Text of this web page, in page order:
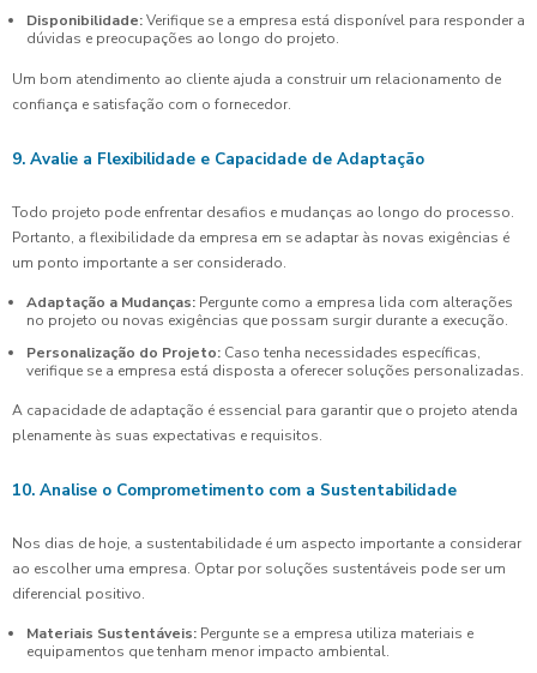
Disponibilidade:Verifique se a empresa está disponível para responder a
dúvidas e preocupações ao longo do projeto.
Um bom atendimento ao cliente ajuda a construir um relacionamento de
confiança e satisfação com o fornecedor.
9. Avalie a Flexibilidade e Capacidade de Adaptação
Todo projeto pode enfrentar desafios e mudanças ao longo do processo.
Portanto, a flexibilidade da empresa em se adaptar às novas exigências é
um ponto importante a ser considerado.
Adaptação a Mudanças: Pergunte como a empresa lida com alterações
no projeto ou novas exigências que possam surgir durante a execução.
Personalização do Projeto: Caso tenha necessidades específicas,
verifique se a empresa está disposta a oferecer soluções personalizadas.
A capacidade de adaptação é essencial para garantir que o projeto atenda
plenamente às suas expectativas e requisitos.
10. Analise o Comprometimento com a Sustentabilidade
Nos dias de hoje, a sustentabilidade é um aspecto importante a considerar
ao escolher uma empresa. Optar por soluções sustentáveis pode ser um
diferencial positivo.
Materiais Sustentáveis: Pergunte se a empresa utiliza materiais e
equipamentos que tenham menor impacto ambiental.